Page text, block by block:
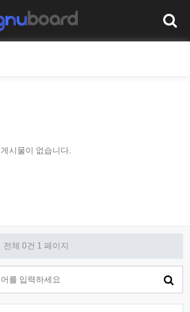
게시물이 없습니다.
전체 0건 1 페이지